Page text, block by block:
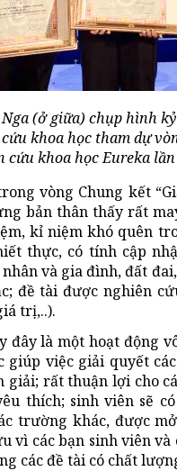
(ở giữa) chụp hình
khoa học tham dự
cứu khoa học Eureka
vòng Chung kết
bản thân thấy rất
kỉ niệm khó quên
thực, có tính cập
và gia đình, đất
đề tài được nghiên
trị,..).
đây là một hoạt động
việc giải quyết
giải; rất thuận lợi cho
thích; sinh viên sẽ
trường khác, được
vì các bạn sinh viên
các đề tài có chất